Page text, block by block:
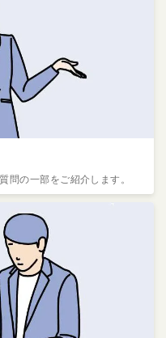
問の一部をご紹介します。